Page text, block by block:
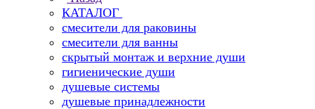
КАТАЛОГ
смесители для раковины
смесители для ванны
скрытый монтаж и верхние души
гигиенические души
душевые системы
душевые принадлежности